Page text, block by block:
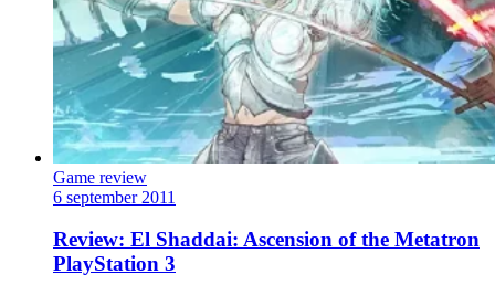
Game review
6 september 2011
Review: El Shaddai: Ascension of the Metatron
PlayStation 3